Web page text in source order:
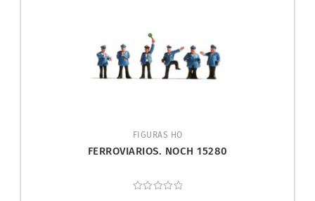
FIGURAS HO
FERROVIARIOS. NOCH 15280